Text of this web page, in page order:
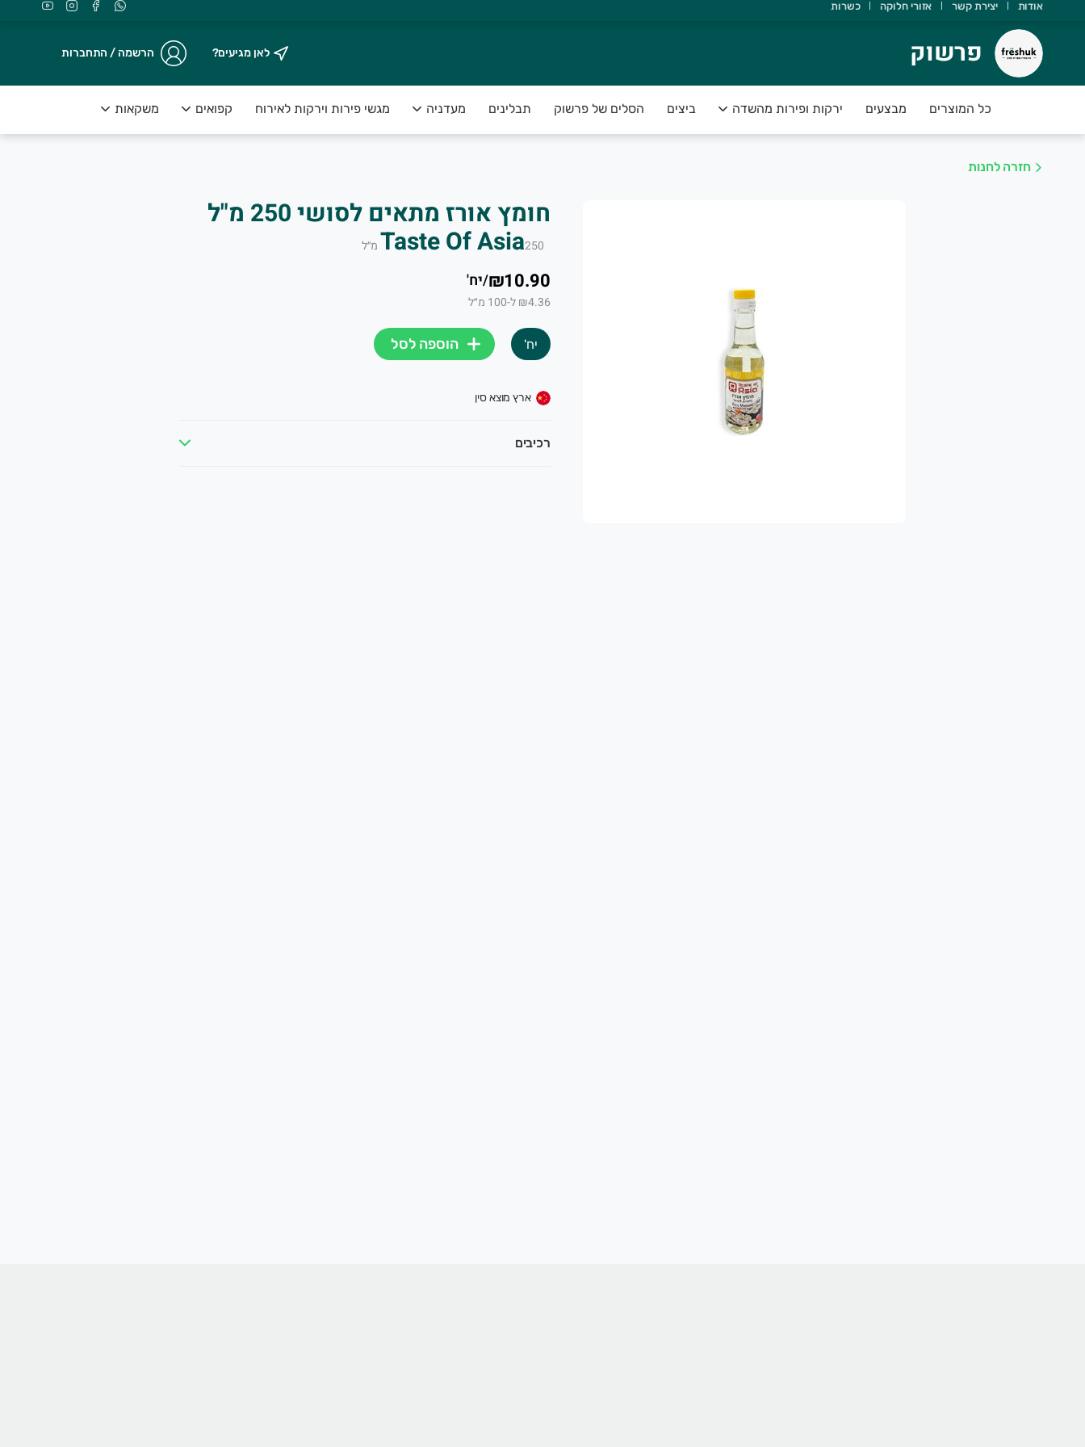
פרשוק
תודה שבחרת ב freshuk
פירות וירקות טריים ועסיסיים מחכים לכם
נשמח לעמוד לשירותכם
אודות יצירת קשר אזורי חלוקה כשרות
פרשוק לאן מגיעים? הרשמה / התחברות
כל המוצרים מבצעים ירקות ופירות מהשדה ביצים הסלים של פרשוק תבלינים מעדניה מגשי פירות וירקות לאירוח קפואים משקאות
חזרה לחנות
חומץ אורז מתאים לסושי 250 מ"ל
Taste Of Asia250 מ״ל
₪10.90
/יח'
₪4.36 ל-100 מ״ל
יח' הוספה לסל
ארץ מוצא סין
רכיבים